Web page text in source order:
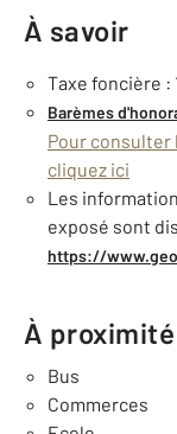
À savoir
Taxe foncière :
Barèmes
Pour consulter
cliquez ici
Les
exposé sont
https://
À proximité
Bus
Commerces